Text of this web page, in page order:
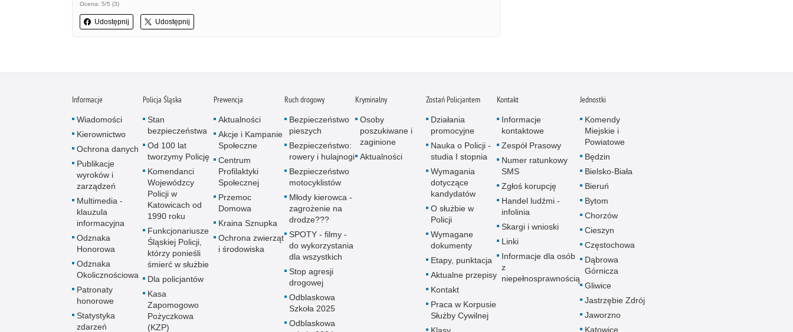
Ocena: 5/5 (3)
Udostępnij Udostępnij
Informacje
Wiadomości
Kierownictwo
Ochrona danych
Publikacje
wyroków i
zarządzeń
Multimedia -
klauzula
informacyjna
Odznaka
Honorowa
Odznaka
Okolicznościowa
Patronaty
honorowe
Statystyka
zdarzeń
Policja Śląska
Stan
bezpieczeństwa
Od 100 lat
tworzymy Policję
Komendanci
Wojewódzcy
Policji w
Katowicach od
1990 roku
Funkcjonariusze
Śląskiej Policji,
którzy ponieśli
śmierć w służbie
Dla policjantów
Kasa
Zapomogowo
Pożyczkowa
(KZP)
Prewencja
Aktualności
Akcje i Kampanie
Społeczne
Centrum
Profilaktyki
Społecznej
Przemoc
Domowa
Kraina Sznupka
Ochrona zwierząt
i środowiska
Ruch drogowy
Bezpieczeństwo
pieszych
Bezpieczeństwo:
rowery i hulajnogi
Bezpieczeństwo
motocyklistów
Młody kierowca -
zagrożenie na
drodze???
SPOTY - filmy -
do wykorzystania
dla wszystkich
Stop agresji
drogowej
Odblaskowa
Szkoła 2025
Odblaskowa
Kryminalny
Osoby
poszukiwane i
zaginione
Aktualności
Zostań Policjantem
Działania
promocyjne
Nauka o Policji -
studia I stopnia
Wymagania
dotyczące
kandydatów
O służbie w
Policji
Wymagane
dokumenty
Etapy, punktacja
Aktualne przepisy
Kontakt
Praca w Korpusie
Służby Cywilnej
Kontakt
Informacje
kontaktowe
Zespół Prasowy
Numer ratunkowy
SMS
Zgłoś korupcję
Handel ludźmi -
infolinia
Skargi i wnioski
Linki
Informacje dla osób
z
niepełnosprawnością
Jednostki
Komendy
Miejskie i
Powiatowe
Będzin
Bielsko-Biała
Bieruń
Bytom
Chorzów
Cieszyn
Częstochowa
Dąbrowa
Górnicza
Gliwice
Jastrzębie Zdrój
Jaworzno
Katowice